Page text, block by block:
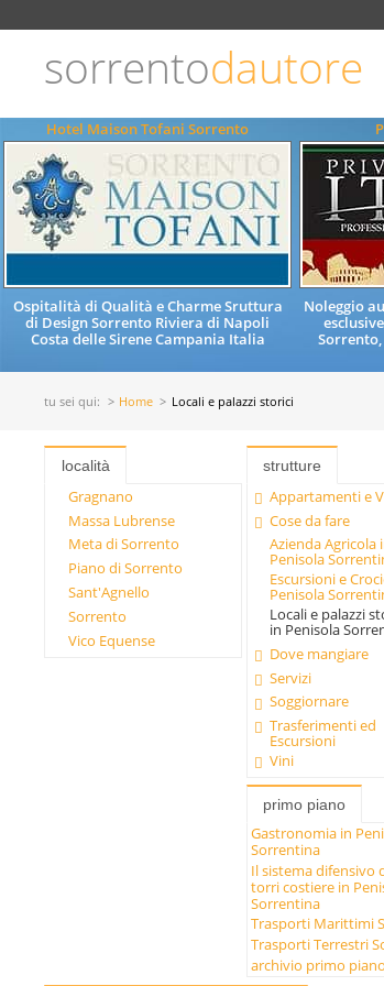
sorrentodautore
Hotel Maison Tofani Sorrento
Ospitalità di Qualità e Charme Sruttura
di Design Sorrento Riviera di Napoli
Costa delle Sirene Campania Italia
Noleggio
tu sei qui: Home Locali e palazzi storici
località
Gragnano
Massa Lubrense
Meta di Sorrento
Piano di Sorrento
Sant'Agnello
Sorrento
Vico Equense
strutture
Appartamenti e
Cose da fare
Azienda Agricola
Penisola
Escursioni e
Penisola
Locali e palazzi
in Penisola
Dove mangiare
Servizi
Soggiornare
Trasferimenti ed
Escursioni
Vini
primo piano
Gastronomia in
Sorrentina
Il sistema difensivo
torri costiere in
Sorrentina
Trasporti Marittimi
Trasporti Terrestri
archivio primo piano
lingua
ITALIANO
ENGLISH